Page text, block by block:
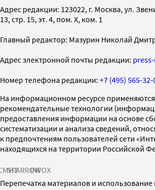
Адрес редакции: 123022, г. Москва, ул.
13, стр. 15, эт. 4, пом. X, ком. 1
Главный редактор: Мазурин Николай
Адрес электронной почты редакции:
Номер телефона редакции: +7 (495) 565-32-
На информационном ресурсе применяются
рекомендательные технологии
предоставления информации на основе
систематизации и анализа сведений,
к предпочтениям пользователей сети
находящихся на территории Российской
SPARROWINFOX
Перепечатка материалов и